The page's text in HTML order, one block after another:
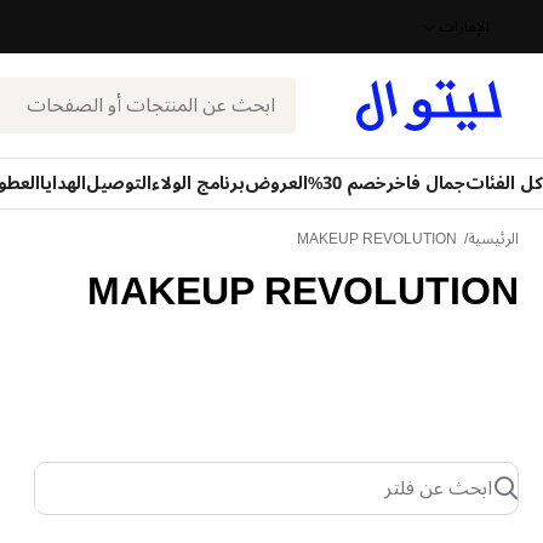
بحث
كل الفئاتجمال فاخرخصم 30% العروضبرنامج الولاءالتوصيلالهدايا
الرئيسية MAKEUP REVOLUTION
MAKEUP REVOLUTION
ابحث عن فلتر